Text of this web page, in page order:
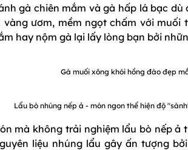
gà chiên mắm và gà hấp lá bạc
ươm, mềm ngọt chấm với
hay nộm gà lại lấy lòng bạn bởi
Gà muối xông khói hồng đào đẹp
Lẩu bò nhúng nếp ả - món ngon thể hiện độ
mà không trải nghiệm lẩu bò nếp ả
liệu nhúng lẩu gây ấn tượng